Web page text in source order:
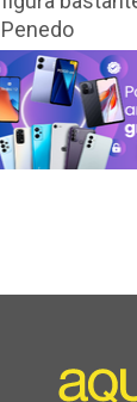
Penedo